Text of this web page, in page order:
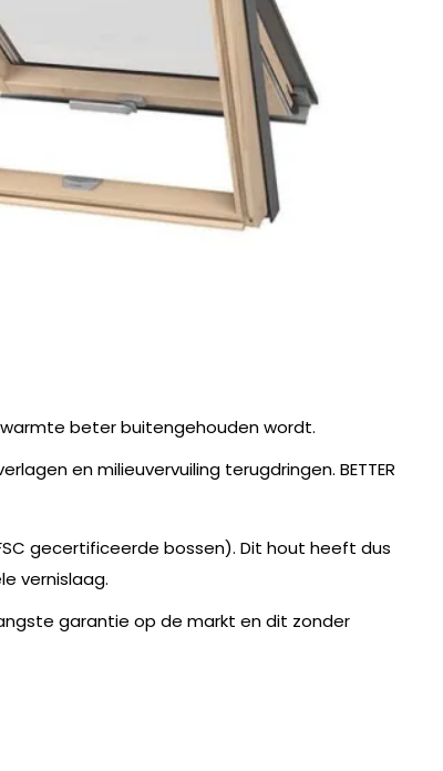
beter buitengehouden wordt.
en milieuvervuiling terugdringen. BETTER
gecertificeerde bossen). Dit hout heeft dus
vernislaag.
garantie op de markt en dit zonder